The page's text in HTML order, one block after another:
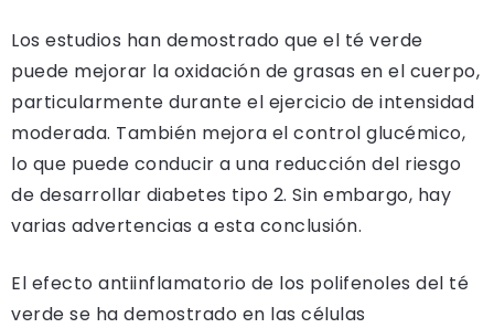
Los estudios han demostrado que el té verde
puede mejorar la oxidación de grasas en el cuerpo,
particularmente durante el ejercicio de intensidad
moderada. También mejora el control glucémico,
lo que puede conducir a una reducción del riesgo
de desarrollar diabetes tipo 2. Sin embargo, hay
varias advertencias a esta conclusión.
El efecto antiinflamatorio de los polifenoles del té
verde se ha demostrado en las células